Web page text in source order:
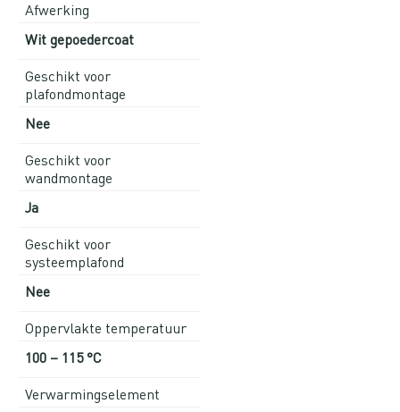
Afwerking
Wit gepoedercoat
Geschikt voor
plafondmontage
Nee
Geschikt voor
wandmontage
Ja
Geschikt voor
systeemplafond
Nee
Oppervlakte temperatuur
100 – 115 °C
Verwarmingselement